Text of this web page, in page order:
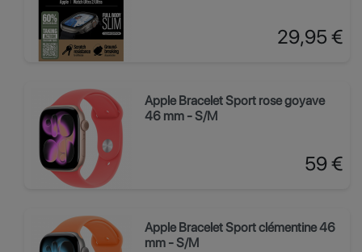
Prix
29,95 €
Apple Bracelet Sport rose goyave
46 mm - S/M
Prix
59 €
Apple Bracelet Sport clémentine 46
mm - S/M